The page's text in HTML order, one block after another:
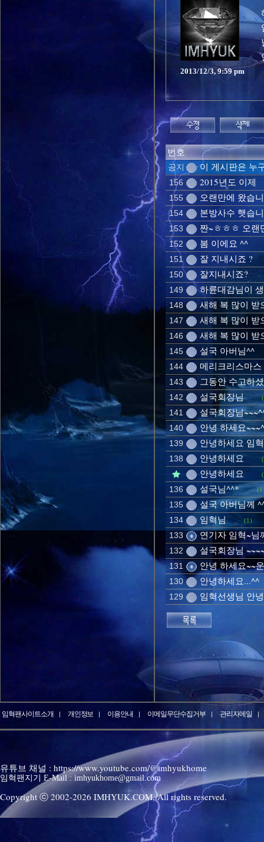
2013/12/3, 9:59 pm
번호
공지 이 게시판은 누
156 2015년도 이제
155 오랜만에 왔습
154 본방사수 햇습
153 짠~ㅎㅎㅎ 오랜
152 봄 이에요 ^^
151 잘 지내시죠 ?
150 잘지내시죠?
149 하륜대감님이
148 새해 복 많이 받
147 새해 복 많이 받
146 새해 복 많이 받
145 설국 아버님^^
144 메리크리스마스
143 그동안 수고하
142 설국회장님
141 설국회장님
140 안녕 하세요
139 안녕하세요 임
138 안녕하세요
안녕하세요
136 설국님^^*
135 설국 아버님께
134 임혁님 (1)
133 연기자 임혁~님
132 설국회장님
131 안녕 하세요~~
130 안녕하세요...^^
129 임혁선생님 안
임혁팬사이트소개 개인정보 이용안내 이메일무단수집거부 관리자메일
유튜브 채널 : https://www.youtube.com/@imhyukhome
임혁팬지기 E-Mail : imhyukhome@gmail.com
Copyright ⓒ 2002-2026 IMHYUK.COM,All rights reserved.